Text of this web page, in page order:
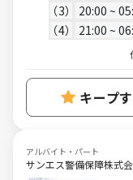
3 20:00 ~
4 21:00 ~
キープ
アルバイト・パート
サンエス警備保障株式